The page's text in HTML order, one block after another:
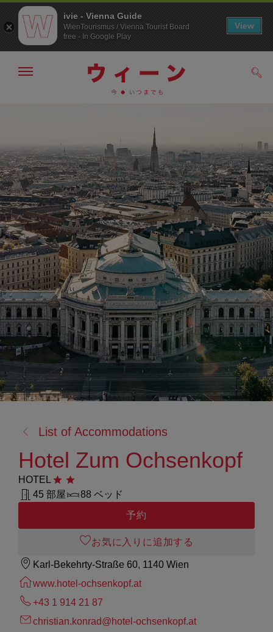
へ
ジ
の
ト
ッ
プ
へ
メ
非
表
示
る:
List of Accommodations
Hotel Zum Ochsenkopf
HOTEL 星2つ
45 部屋
88 ベッド
予約
お気に入りに追加する
Karl-Bekehrty-Straße 60, 1140 Wien
www.hotel-ochsenkopf.at
+43 1 914 21 87
christian.konrad@hotel-ochsenkopf.at
ivie - Vienna Guide
WienTourismus / Vienna Tourist Board
free - In Google Play
View